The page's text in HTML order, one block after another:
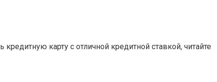
карту с отличной кредитной ставкой, читайте